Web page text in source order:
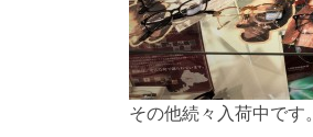
その他続々入荷中です。